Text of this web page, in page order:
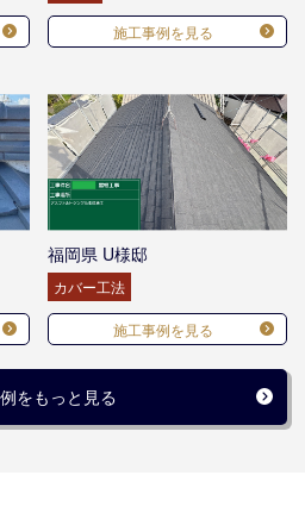
施工事例を見る
福岡県 U様邸
カバー工法
施工事例を見る
をもっと見る